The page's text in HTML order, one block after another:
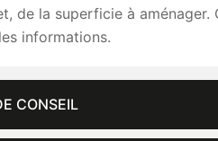
de la superficie à
informations.
CONSEIL